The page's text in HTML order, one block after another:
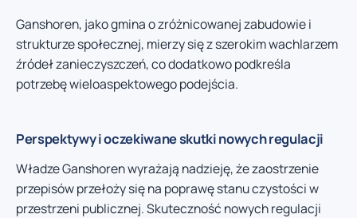
Ganshoren, jako gmina o zróżnicowanej zabudowie i
strukturze społecznej, mierzy się z szerokim wachlarzem
źródeł zanieczyszczeń, co dodatkowo podkreśla
potrzebę wieloaspektowego podejścia.
Perspektywy i oczekiwane skutki nowych regulacji
Władze Ganshoren wyrażają nadzieję, że zaostrzenie
przepisów przełoży się na poprawę stanu czystości w
przestrzeni publicznej. Skuteczność nowych regulacji